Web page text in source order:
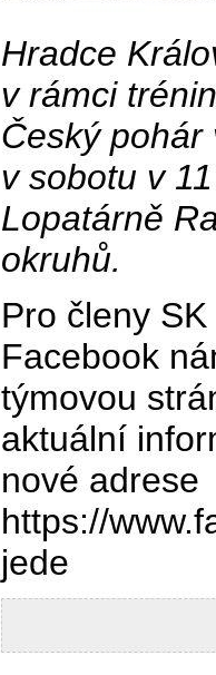
Hradce
v rámci
Český pohár
v sobotu v
Lopatárně
okruhů.
Pro členy
Facebook
týmovou
aktuální
nové adrese
https://
jede